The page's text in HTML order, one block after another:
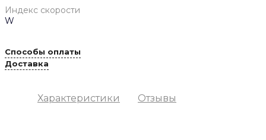
Индекс скорости
W
Способы оплаты
Доставка
Характеристики Отзывы